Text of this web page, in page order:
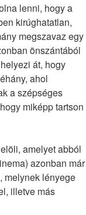
lenni, hogy a
kirúghatatlan,
megszavaz egy
önszántából
át, hogy
ahol
a szépséges
miképp tartson
amelyet abból
azonban már
melynek lényege
illetve más